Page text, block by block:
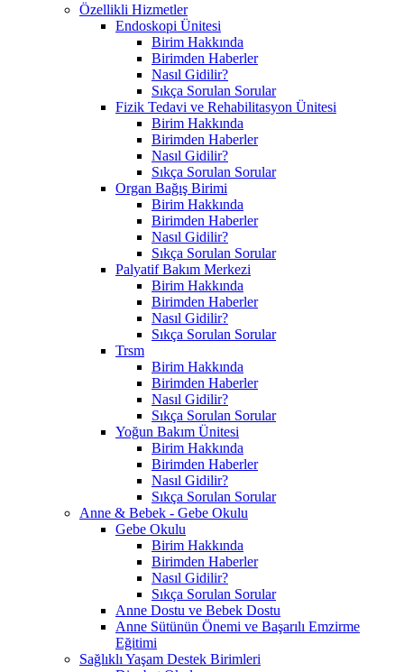
Özellikli Hizmetler
Endoskopi Ünitesi
Birim Hakkında
Birimden Haberler
Nasıl Gidilir?
Sıkça Sorulan Sorular
Fizik Tedavi ve Rehabilitasyon Ünitesi
Birim Hakkında
Birimden Haberler
Nasıl Gidilir?
Sıkça Sorulan Sorular
Organ Bağış Birimi
Birim Hakkında
Birimden Haberler
Nasıl Gidilir?
Sıkça Sorulan Sorular
Palyatif Bakım Merkezi
Birim Hakkında
Birimden Haberler
Nasıl Gidilir?
Sıkça Sorulan Sorular
Trsm
Birim Hakkında
Birimden Haberler
Nasıl Gidilir?
Sıkça Sorulan Sorular
Yoğun Bakım Ünitesi
Birim Hakkında
Birimden Haberler
Nasıl Gidilir?
Sıkça Sorulan Sorular
Anne & Bebek - Gebe Okulu
Gebe Okulu
Birim Hakkında
Birimden Haberler
Nasıl Gidilir?
Sıkça Sorulan Sorular
Anne Dostu ve Bebek Dostu
Anne Sütünün Önemi ve Başarılı Emzirme
Eğitimi
Sağlıklı Yaşam Destek Birimleri